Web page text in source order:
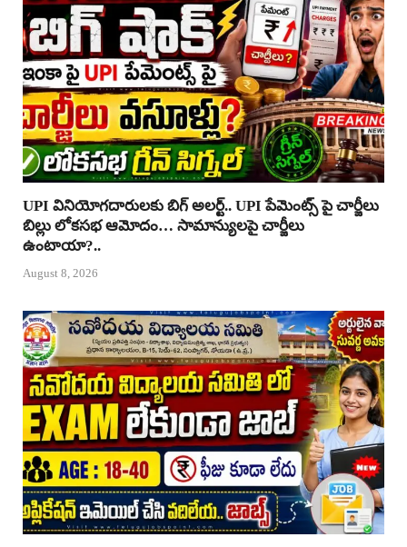
UPI వినియోగదారులకు బిగ్ అలర్ట్.. UPI పేమెంట్స్ పై చార్జీలు
బిల్లు లోకసభ ఆమోదం… సామాన్యులపై చార్జీలు
ఉంటాయా?..
August 8, 2026